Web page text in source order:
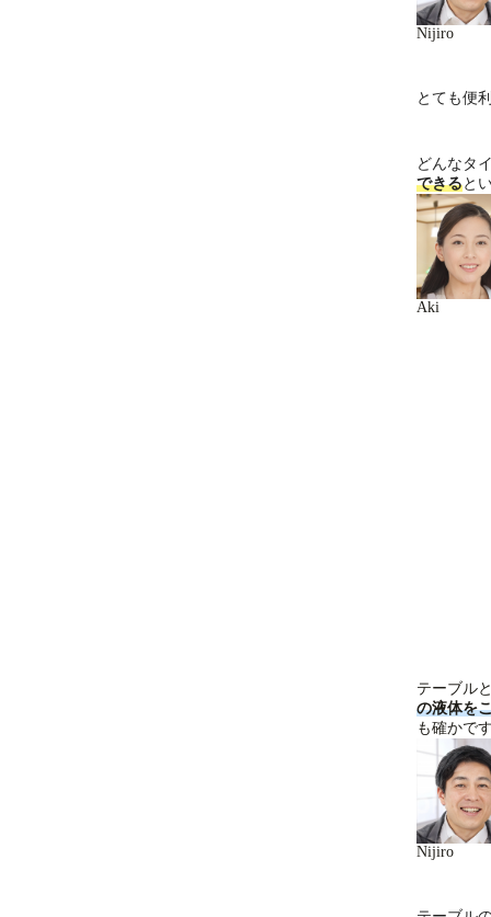
Nijiro
とても便
どんなタ
できると
Aki
テーブル
の液体を
も確かで
Nijiro